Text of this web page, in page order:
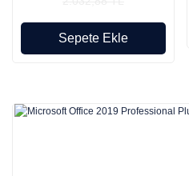
Sepete Ekle